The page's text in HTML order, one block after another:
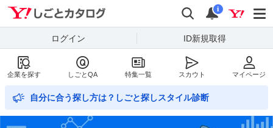
Yahoo!しごとカタログ
検索
通知
i
ログイン ID新規取得
企業を探す しごとQA 特集一覧 スカウト マイページ
自分に合う探し方は？しごと探しスタイル診断